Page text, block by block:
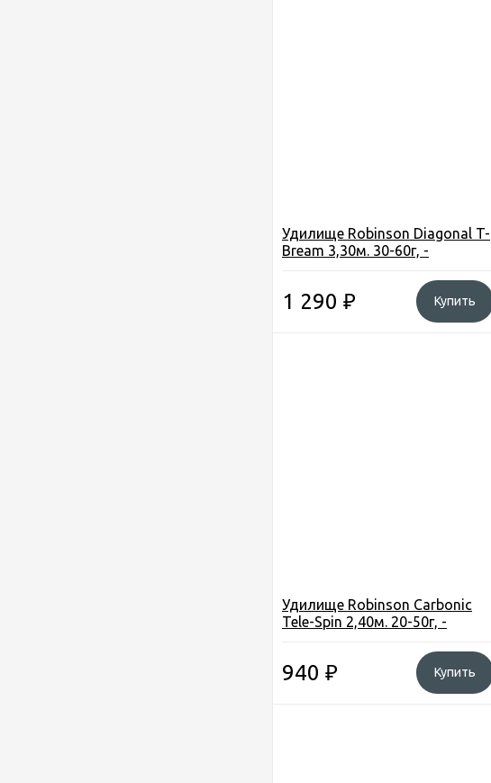
Удилище Robinson Diagonal T-
Bream 3,30м. 30-60г, -
1 290 ₽ Купить
Удилище Robinson Carbonic
Tele-Spin 2,40м. 20-50г, -
940 ₽ Купить